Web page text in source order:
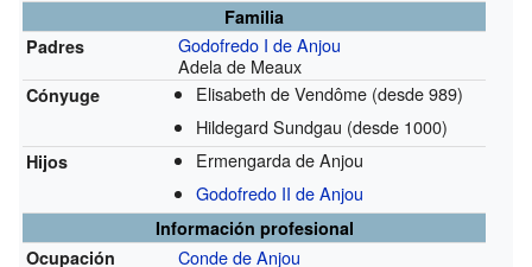
Familia
Padres
Godofredo I de Anjou
Adela de Meaux
Cónyuge Elisabeth de Vendôme (desde 989)
Hildegard Sundgau (desde 1000)
Hijos
Ermengarda de Anjou
Godofredo II de Anjou
Información profesional
Ocupación
Conde de Anjou